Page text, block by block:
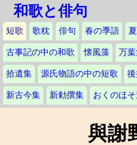
和歌と俳句
短歌 歌枕 俳句 春の季語
古事記の中の和歌 懐風藻 万
拾遺集 源氏物語の中の短歌
新古今集 新勅撰集 おくのほそ
與謝